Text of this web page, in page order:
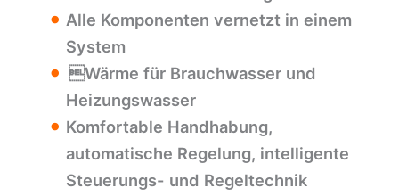
Alle Komponenten vernetzt in einem
System
Wärme für Brauchwasser und
Heizungswasser
Komfortable Handhabung,
automatische Regelung, intelligente
Steuerungs- und Regeltechnik